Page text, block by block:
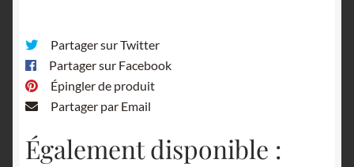
Partager sur Twitter
Partager sur Facebook
Épingler de produit
Partager par Email
Également disponible :